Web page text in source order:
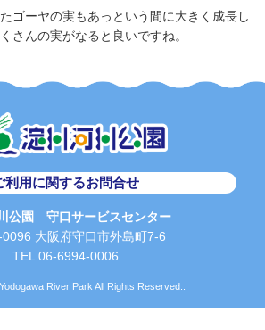
ゴーヤの実もあっという間に大きく成長し
さんの実がなると良いですね。
利用に関するお問合せ
公園 守口サービスセンター
大阪府守口市外島町7-6
TEL 06-6994-0006
River Park All Rights Reserved..